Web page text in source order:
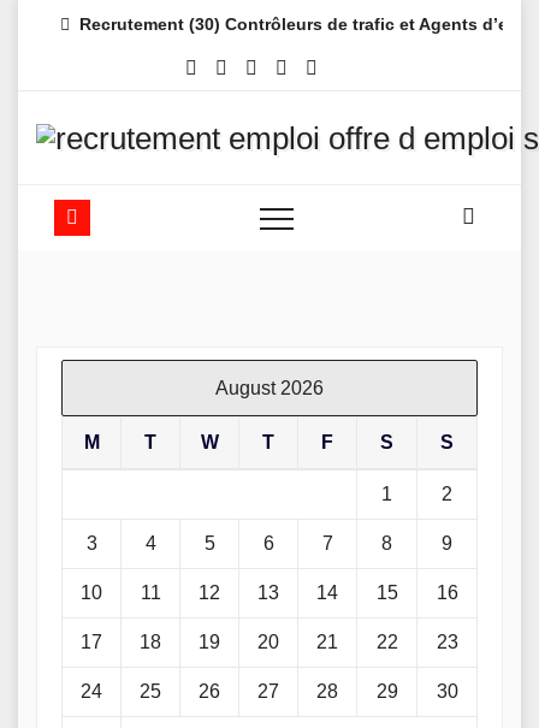
Recrutement (30) Contrôleurs de trafic et Agents
August 2026
M T W T F S S
1 2
3 4 5 6 7 8 9
10 11 12 13 14 15 16
17 18 19 20 21 22 23
24 25 26 27 28 29 30